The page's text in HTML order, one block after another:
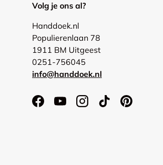
Volg je ons al?
Handdoek.nl
Populierenlaan 78
1911 BM Uitgeest
0251-756045
info@handdoek.nl
FacebookYouTubeInstagramTikTokPinterest